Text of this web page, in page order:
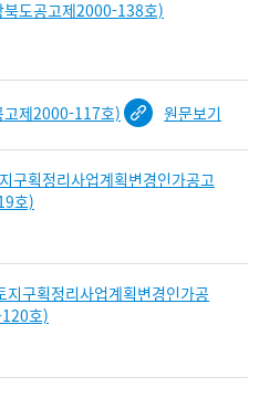
북도공고제2000-138호)
고제2000-117호) 원문보기
구획정리사업계획변경인가공고
호)
구획정리사업계획변경인가공
호)